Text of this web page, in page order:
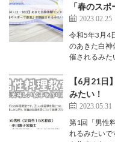
「春のス
2023.02.25
令和5年3月4
のあきた白神
催されるみ
【6月21
みたい！
2023.05.31
第1回「男性
れるみたいで